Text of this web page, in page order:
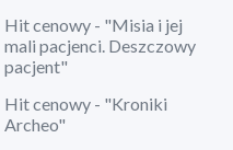
Hit cenowy - "Misia i jej
mali pacjenci. Deszczowy
pacjent"
Hit cenowy - "Kroniki
Archeo"